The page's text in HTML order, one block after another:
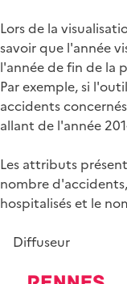
Lors de la
savoir que l'année
l'année de fin de la
Par exemple, si
accidents
allant de l'année
Les attributs
nombre
hospitalisés et le
Diffuseur